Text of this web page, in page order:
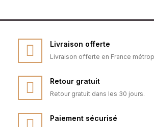
Livraison offerte
Livraison offerte en France
Retour gratuit
Retour gratuit dans les 30 jours.
Paiement sécurisé